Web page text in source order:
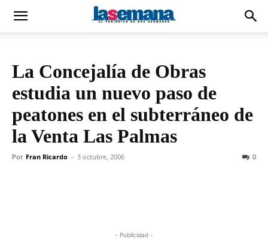
La Concejalía de Obras
estudia un nuevo paso de
peatones en el subterráneo de
la Venta Las Palmas
Por Fran Ricardo - 3 octubre, 2006 0
- Publicidad -